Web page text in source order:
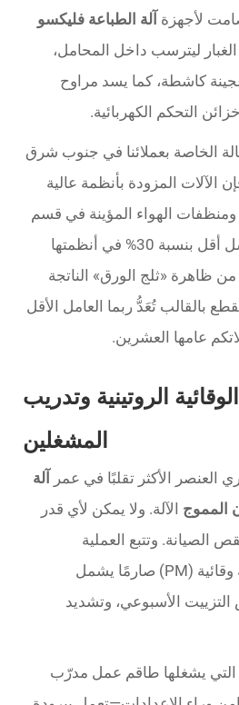
لأجهزة آلة الطباعة فليكسو
الغبار ليترسب داخل المحامل،
كاشطة، كما يسد مراوح
التحكم الكهربائية.
الخاصة بعملائنا في جنوب شرق
الآلات المزودة بأنظمة عالية
ومنظفات الهواء المؤينة في قسم
التغذية تُسجِّل معدل فشل أقل بنسبة 30% في أنظمتها
من ظاهرة «ثلج الورق» الناتجة
بالقالب تُعَدُّ ربما العامل الأقل
عامها العشرين.
الروتينية وتدريب
المشغلين
العنصر الأكثر تقلبًا في عمر
آلة
المموج الآلة. ولا يمكن لأي قدر
وتتبع العملية
«الموثوقة» جدول صيانة وقائية (PM) صارمًا يشمل
الأسبوعي، وتشديد
التي يشغلها طاقم عمل مدرّب